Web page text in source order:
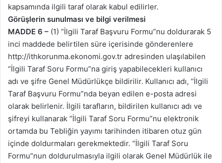
kapsamında ilgili taraf olarak kabul edilirler.
Görüşlerin sunulması ve bilgi verilmesi
MADDE 6 – (1) “İlgili Taraf Başvuru Formu”nu doldurarak 5
inci maddede belirtilen süre içerisinde gönderenlere
http://ithkorunma.ekonomi.gov.tr adresinden ulaşılabilen
“İlgili Taraf Soru Formu”na giriş yapabilecekleri kullanıcı
adı ve şifre Genel Müdürlükçe bildirilir. Kullanıcı adı, “İlgili
Taraf Başvuru Formu”nda beyan edilen e-posta adresi
olarak belirlenir. İlgili tarafların, bildirilen kullanıcı adı ve
şifreyi kullanarak “İlgili Taraf Soru Formu”nu elektronik
ortamda bu Tebliğin yayımı tarihinden itibaren otuz gün
içinde doldurmaları gerekmektedir. “İlgili Taraf Soru
Formu”nun doldurulmasıyla ilgili olarak Genel Müdürlük ile